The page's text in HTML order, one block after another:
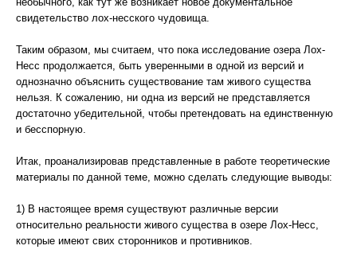
свидетельство лох-несского чудовища.
Таким образом, мы считаем, что пока исследование озера Лох-
Несс продолжается, быть уверенными в одной из версий и
однозначно объяснить существование там живого существа
нельзя. К сожалению, ни одна из версий не представляется
достаточно убедительной, чтобы претендовать на единственную
и бесспорную.
Итак, проанализировав представленные в работе теоретические
материалы по данной теме, можно сделать следующие выводы:
1) В настоящее время существуют различные версии
относительно реальности живого существа в озере Лох-Несс,
которые имеют свих сторонников и противников.